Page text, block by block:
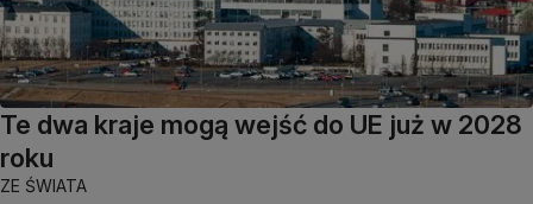
Te dwa kraje mogą wejść do UE już w 2028
roku
ZE ŚWIATA